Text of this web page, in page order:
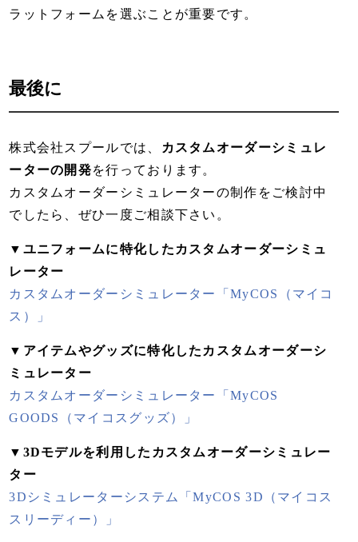
ラットフォームを選ぶことが重要です。
最後に
株式会社スプールでは、
カスタムオーダーシミュレ
ーターの開発を行っております。
カスタムオーダーシミュレーターの制作をご検討中
でしたら、ぜひ一度ご相談下さい。
▼ユニフォームに特化したカスタムオーダーシミュ
レーター
カスタムオーダーシミュレーター「MyCOS（マイコ
ス）」
▼アイテムやグッズに特化したカスタムオーダーシ
ミュレーター
カスタムオーダーシミュレーター「MyCOS
GOODS（マイコスグッズ）」
▼3Dモデルを利用したカスタムオーダーシミュレー
ター
3Dシミュレーターシステム「MyCOS 3D（マイコス
スリーディー）」